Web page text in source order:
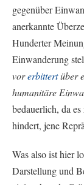
gegenüber
anerkannte
Hunderter
Einwanderung
vorerbittertüber
humanitäre
bedauerlich, da
hindert, jene
Was also ist hier
Darstellung und